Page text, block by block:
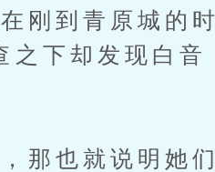
刚到青原城的时
之下却发现白音
那也就说明她们